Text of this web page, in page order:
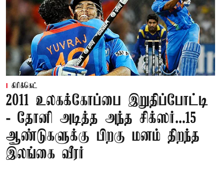
கிரிக்கெட்
2011 உலகக்கோப்பை இறுதிப்போட்டி
- தோனி அடித்த அந்த சிக்ஸர்...15
ஆண்டுகளுக்கு பிறகு மனம் திறந்த
இலங்கை வீரர்